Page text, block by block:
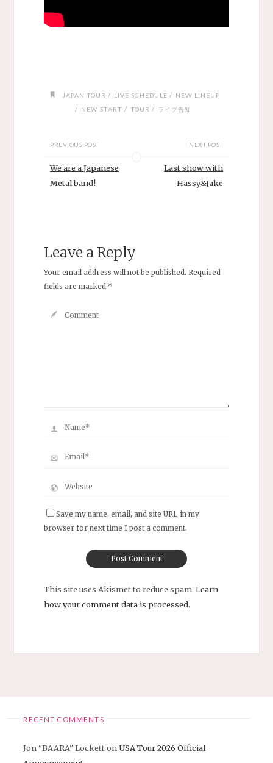
JAPAN TOUR / LIVE SCHEDULE / NEW LINEUP
/ NEW START / TOUR / ライブ告知
PREVIOUS POST
We are a Japanese
Metal band!
NEXT POST
Last show with
Hassy&Jake
Leave a Reply
Your email address will not be published. Required
fields are marked *
Save my name, email, and site URL in my
browser for next time I post a comment.
This site uses Akismet to reduce spam. Learn
how your comment data is processed.
RECENT COMMENTS
Jon "BAARA" LockettonUSA Tour 2026 Official